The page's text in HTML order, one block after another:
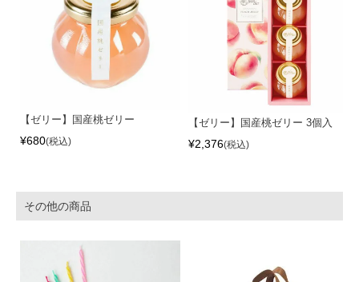
【ゼリー】国産桃ゼリー
¥680 税込
【ゼリー】国産桃ゼリー 3個入
¥2,376 税込
その他の商品